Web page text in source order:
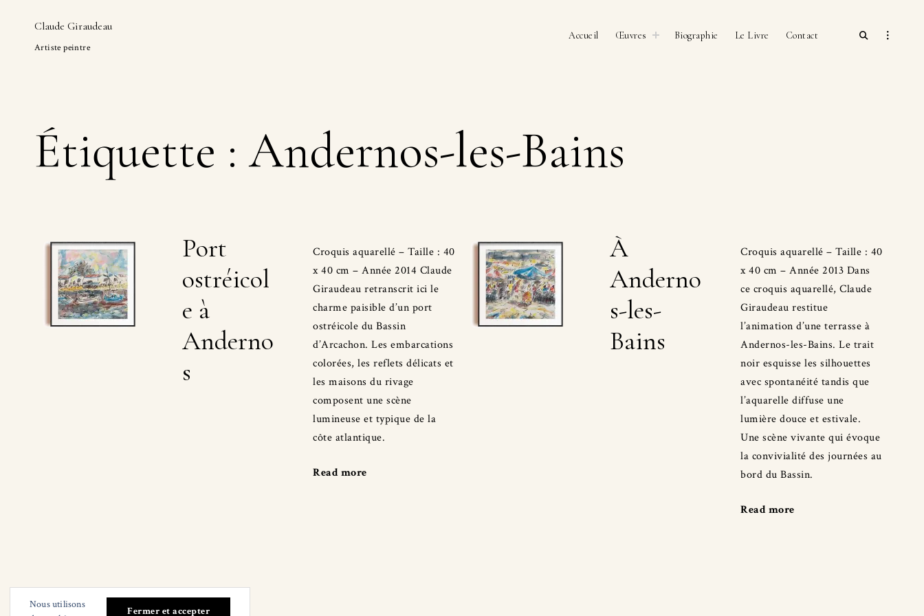
Claude Giraudeau
Artiste peintre
Accueil Œuvres toggle
child
Biographie Le Livre Contact
open
open
Étiquette :Andernos-les-Bains
Port
ostréicol
e à
Anderno
s
Croquis aquarellé – Taille : 40
x 40 cm – Année 2014 Claude
Giraudeau retranscrit ici le
charme paisible d’un port
ostréicole du Bassin
d’Arcachon. Les embarcations
colorées, les reflets délicats et
les maisons du rivage
composent une scène
lumineuse et typique de la
côte atlantique.
Read more
À
Anderno
s-les-
Bains
Croquis aquarellé – Taille : 40
x 40 cm – Année 2013 Dans
ce croquis aquarellé, Claude
Giraudeau restitue
l’animation d’une terrasse à
Andernos-les-Bains. Le trait
noir esquisse les silhouettes
avec spontanéité tandis que
l’aquarelle diffuse une
lumière douce et estivale.
Une scène vivante qui évoque
la convivialité des journées au
bord du Bassin.
Read more
Nous utilisons